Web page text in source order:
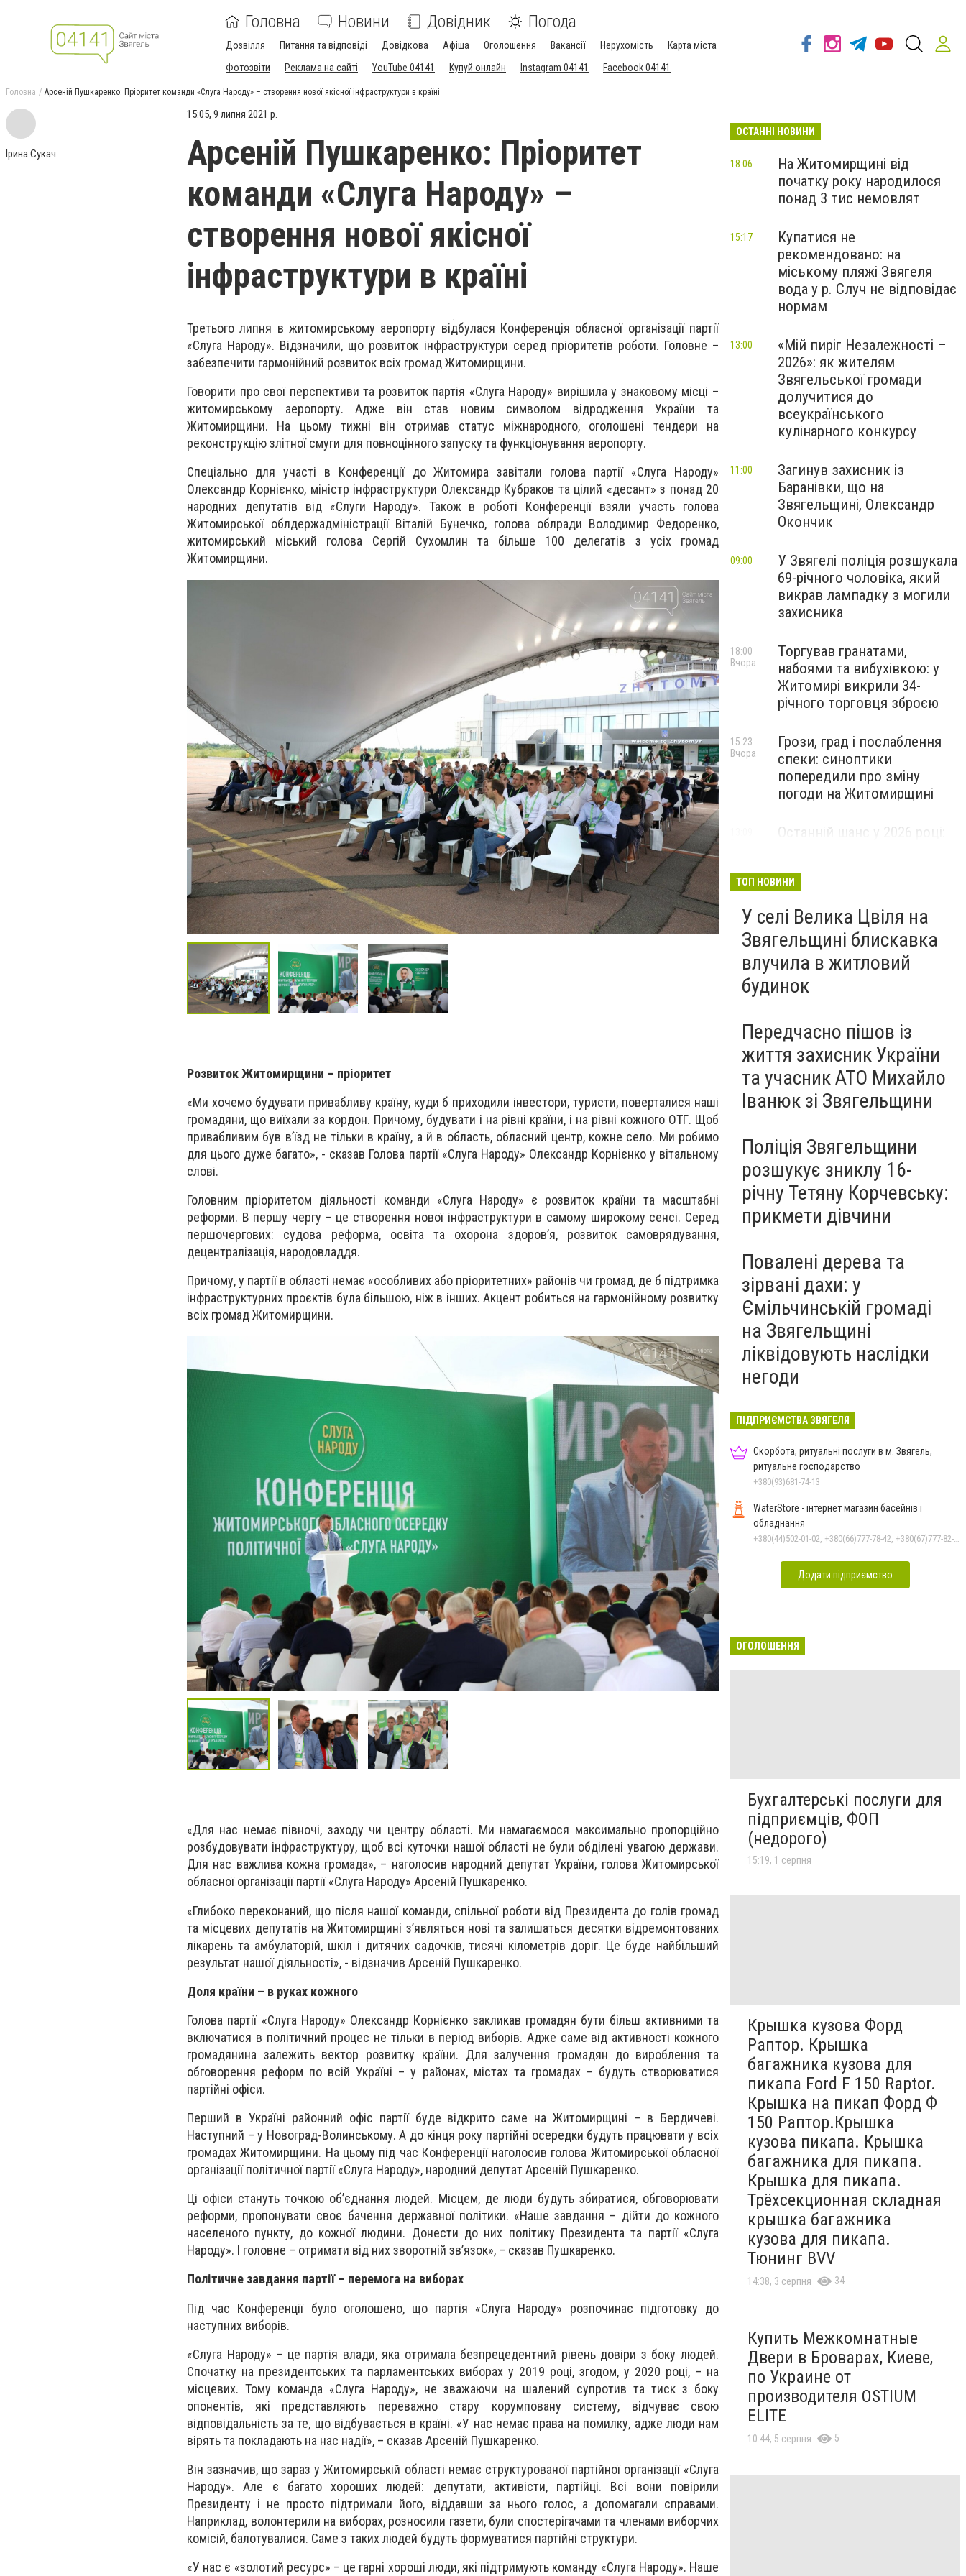
Головна Новини Довідник Погода
Дозвілля Питання та відповіді Довідкова Афіша Оголошення Вакансії Нерухомість
Карта міста
Фотозвіти
Реклама на сайті YouTube 04141 Купуй онлайн Instagram 04141 Facebook 04141
Головна Арсеній Пушкаренко: Пріоритет команди «Слуга Народу» – створення нової якісної інфраструктури в країні
Ірина Сукач
15:05, 9 липня 2021 р.
Арсеній Пушкаренко: Пріоритет
команди «Слуга Народу» –
створення нової якісної
інфраструктури в країні
Третього липня в житомирському аеропорту відбулася Конференція обласної організації партії
«Слуга Народу». Відзначили, що розвиток інфраструктури серед пріоритетів роботи. Головне –
забезпечити гармонійний розвиток всіх громад Житомирщини.
Говорити про свої перспективи та розвиток партія «Слуга Народу» вирішила у знаковому місці –
житомирському аеропорту. Адже він став новим символом відродження України та
Житомирщини. На цьому тижні він отримав статус міжнародного, оголошені тендери на
реконструкцію злітної смуги для повноцінного запуску та функціонування аеропорту.
Спеціально для участі в Конференції до Житомира завітали голова партії «Слуга Народу»
Олександр Корнієнко, міністр інфраструктури Олександр Кубраков та цілий «десант» з понад 20
народних депутатів від «Слуги Народу». Також в роботі Конференції взяли участь голова
Житомирської облдержадміністрації Віталій Бунечко, голова облради Володимир Федоренко,
житомирський міський голова Сергій Сухомлин та більше 100 делегатів з усіх громад
Житомирщини.
Розвиток Житомирщини – пріоритет
«Ми хочемо будувати привабливу країну, куди б приходили інвестори, туристи, поверталися наші
громадяни, що виїхали за кордон. Причому, будувати і на рівні країни, і на рівні кожного ОТГ. Щоб
привабливим був в’їзд не тільки в країну, а й в область, обласний центр, кожне село. Ми робимо
для цього дуже багато», - сказав Голова партії «Слуга Народу» Олександр Корнієнко у вітальному
слові.
Головним пріоритетом діяльності команди «Слуга Народу» є розвиток країни та масштабні
реформи. В першу чергу – це створення нової інфраструктури в самому широкому сенсі. Серед
першочергових: судова реформа, освіта та охорона здоров’я, розвиток самоврядування,
децентралізація, народовладдя.
Причому, у партії в області немає «особливих або пріоритетних» районів чи громад, де б підтримка
інфраструктурних проєктів була більшою, ніж в інших. Акцент робиться на гармонійному розвитку
всіх громад Житомирщини.
«Для нас немає півночі, заходу чи центру області. Ми намагаємося максимально пропорційно
розбудовувати інфраструктуру, щоб всі куточки нашої області не були обділені увагою держави.
Для нас важлива кожна громада», – наголосив народний депутат України, голова Житомирської
обласної організації партії «Слуга Народу» Арсеній Пушкаренко.
«Глибоко переконаний, що після нашої команди, спільної роботи від Президента до голів громад
та місцевих депутатів на Житомирщині з’являться нові та залишаться десятки відремонтованих
лікарень та амбулаторій, шкіл і дитячих садочків, тисячі кілометрів доріг. Це буде найбільший
результат нашої діяльності», - відзначив Арсеній Пушкаренко.
Доля країни – в руках кожного
Голова партії «Слуга Народу» Олександр Корнієнко закликав громадян бути більш активними та
включатися в політичний процес не тільки в період виборів. Адже саме від активності кожного
громадянина залежить вектор розвитку країни. Для залучення громадян до вироблення та
обговорення реформ по всій Україні – у районах, містах та громадах – будуть створюватися
партійні офіси.
Перший в Україні районний офіс партії буде відкрито саме на Житомирщині – в Бердичеві.
Наступний – у Новоград-Волинському. А до кінця року партійні осередки будуть працювати у всіх
громадах Житомирщини. На цьому під час Конференції наголосив голова Житомирської обласної
організації політичної партії «Слуга Народу», народний депутат Арсеній Пушкаренко.
Ці офіси стануть точкою об’єднання людей. Місцем, де люди будуть збиратися, обговорювати
реформи, пропонувати своє бачення державної політики. «Наше завдання – дійти до кожного
населеного пункту, до кожної людини. Донести до них політику Президента та партії «Слуга
Народу». І головне – отримати від них зворотній зв’язок», – сказав Пушкаренко.
Політичне завдання партії – перемога на виборах
Під час Конференції було оголошено, що партія «Слуга Народу» розпочинає підготовку до
наступних виборів.
«Слуга Народу» – це партія влади, яка отримала безпрецедентний рівень довіри з боку людей.
Спочатку на президентських та парламентських виборах у 2019 році, згодом, у 2020 році, – на
місцевих. Тому команда «Слуга Народу», не зважаючи на шалений супротив та тиск з боку
опонентів, які представляють переважно стару корумповану систему, відчуває свою
відповідальність за те, що відбувається в країні. «У нас немає права на помилку, адже люди нам
вірять та покладають на нас надії», – сказав Арсеній Пушкаренко.
Він зазначив, що зараз у Житомирській області немає структурованої партійної організації «Слуга
Народу». Але є багато хороших людей: депутати, активісти, партійці. Всі вони повірили
Президенту і не просто підтримали його, віддавши за нього голос, а допомагали справами.
Наприклад, волонтерили на виборах, розносили газети, були спостерігачами та членами виборчих
комісій, балотувалися. Саме з таких людей будуть формуватися партійні структури.
«У нас є «золотий ресурс» – це гарні хороші люди, які підтримують команду «Слуга Народу». Наше
ОСТАННІ НОВИНИ
На Житомирщині від
початку року народилося
понад 3 тис немовлят
18:06
Купатися не
рекомендовано: на
міському пляжі Звягеля
вода у р. Случ не відповідає
нормам
15:17
«Мій пиріг Незалежності –
2026»: як жителям
Звягельської громади
долучитися до
всеукраїнського
кулінарного конкурсу
13:00
Загинув захисник із
Баранівки, що на
Звягельщині, Олександр
Окончик
11:00
У Звягелі поліція розшукала
69-річного чоловіка, який
викрав лампадку з могили
захисника
09:00
Торгував гранатами,
набоями та вибухівкою: у
Житомирі викрили 34-
річного торговця зброєю
18:00
Вчора
Грози, град і послаблення
спеки: синоптики
попередили про зміну
погоди на Житомирщині
15:23
Вчора
Останній шанс у 2026 році:
майбутніх водійок автобусів
ТОП НОВИНИ
У селі Велика Цвіля на
Звягельщині блискавка
влучила в житловий
будинок
Передчасно пішов із
життя захисник України
та учасник АТО Михайло
Іванюк зі Звягельщини
Поліція Звягельщини
розшукує зниклу 16-
річну Тетяну Корчевську:
прикмети дівчини
Повалені дерева та
зірвані дахи: у
Ємільчинській громаді
на Звягельщині
ліквідовують наслідки
негоди
ПІДПРИЄМСТВА ЗВЯГЕЛЯ
Скорбота, ритуальні послуги в м. Звягель,
ритуальне господарство
+380(93)681-74-13
WaterStore - інтернет магазин басейнів і
обладнання
+380(44)502-01-02, +380(66)777-78-42, +380(67)777-82-19, +380(67)890-80-80, +380(73)890-80-80, +380(44)502-01-03
Додати підприємство
ОГОЛОШЕННЯ
Бухгалтерські послуги для
підприємців, ФОП
(недорого)
15:19, 1 серпня
Крышка кузова Форд
Раптор. Крышка
багажника кузова для
пикапа Ford F 150 Raptor.
Крышка на пикап Форд Ф
150 Раптор.Крышка
кузова пикапа. Крышка
багажника для пикапа.
Крышка для пикапа.
Трёхсекционная складная
крышка багажника
кузова для пикапа.
Тюнинг BVV
14:38, 3 серпня 34
Купить Межкомнатные
Двери в Броварах, Киеве,
по Украине от
производителя OSTIUM
ELITE
10:44, 5 серпня 5